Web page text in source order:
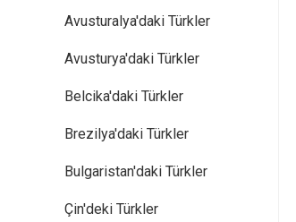
Avusturalya'daki Türkler
Avusturya'daki Türkler
Belcika'daki Türkler
Brezilya'daki Türkler
Bulgaristan'daki Türkler
Çin'deki Türkler